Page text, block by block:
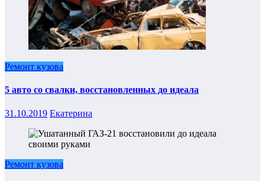
Ремонт кузова
5 авто со свалки, восстановленных до идеала
31.10.2019 Екатерина
Ремонт кузова